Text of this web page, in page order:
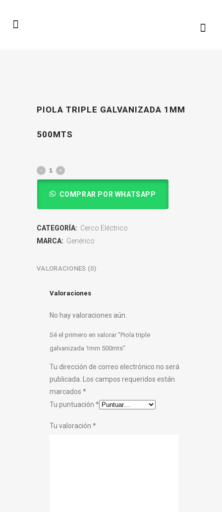
PIOLA TRIPLE GALVANIZADA 1MM
500MTS
COMPRAR POR WHATSAPP
CATEGORÍA: Cerco Eléctrico
MARCA: Genérico
VALORACIONES (0)
Valoraciones
No hay valoraciones aún.
Sé el primero en valorar “Piola triple
galvanizada 1mm 500mts”
Tu dirección de correo electrónico no será
publicada.
Los campos requeridos están
marcados *
Tu puntuación *
Tu valoración *